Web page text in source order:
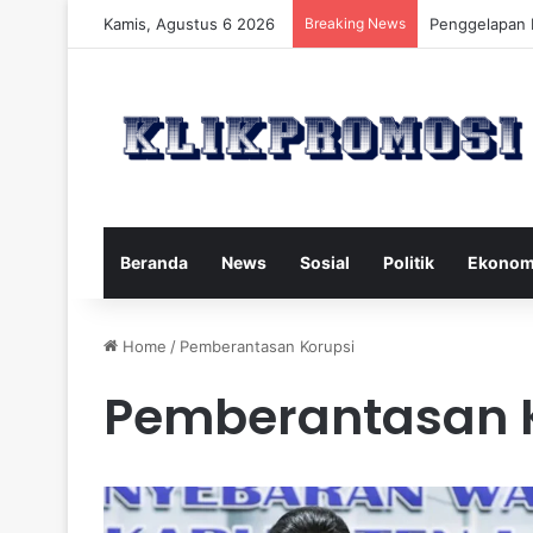
Kamis, Agustus 6 2026 Breaking News Gaya Hidup
Beranda News Sosial Politik
Home / Pemberantasan Korupsi
Pemberantasan